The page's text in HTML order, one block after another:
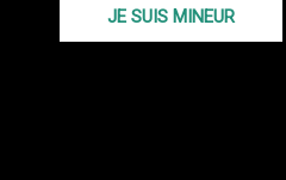
JE SUIS MINEUR